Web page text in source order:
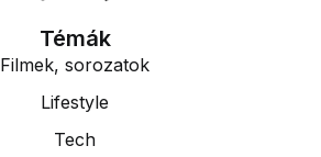
Témák
Filmek, sorozatok
Lifestyle
Tech